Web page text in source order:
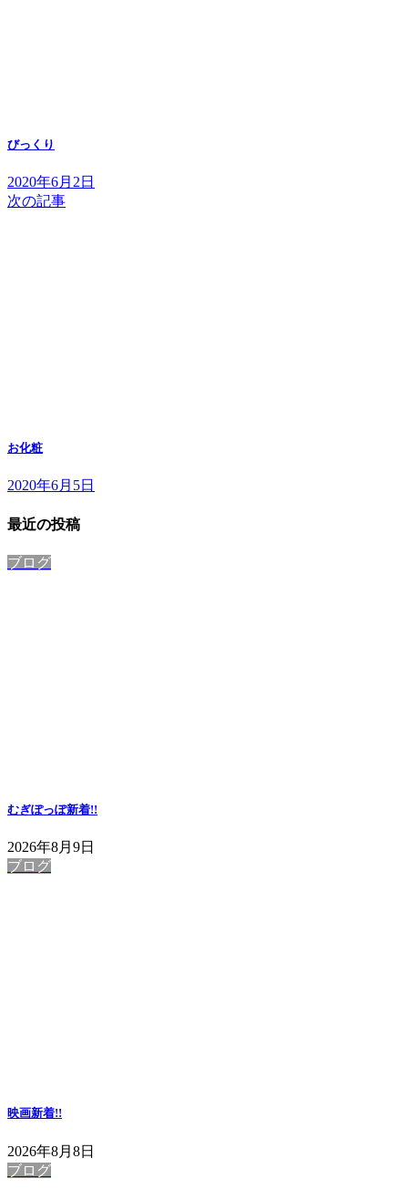
びっくり
2020年6月2日
次の記事
お化粧
2020年6月5日
最近の投稿
ブログ
むぎぽっぽ新着!!
2026年8月9日
ブログ
映画新着!!
2026年8月8日
ブログ